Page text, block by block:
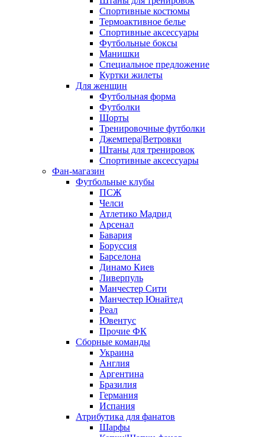
Спортивные костюмы
Термоактивное белье
Спортивные аксессуары
Футбольные боксы
Манишки
Специальное предложение
Куртки жилеты
Для женщин
Футбольная форма
Футболки
Шорты
Тренировочные футболки
Джемпера|Ветровки
Штаны для тренировок
Спортивные аксессуары
Фан-магазин
Футбольные клубы
ПСЖ
Челси
Атлетико Мадрид
Арсенал
Бавария
Боруссия
Барселона
Динамо Киев
Ливерпуль
Манчестер Сити
Манчестер Юнайтед
Реал
Ювентус
Прочие ФК
Сборные команды
Украина
Англия
Аргентина
Бразилия
Германия
Испания
Атрибутика для фанатов
Шарфы